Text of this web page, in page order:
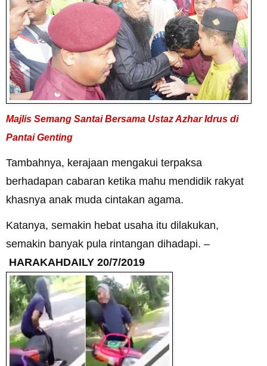
Majlis Semang Santai Bersama Ustaz Azhar Idrus di
Pantai Genting
Tambahnya, kerajaan mengakui terpaksa
berhadapan cabaran ketika mahu mendidik rakyat
khasnya anak muda cintakan agama.
Katanya, semakin hebat usaha itu dilakukan,
semakin banyak pula rintangan dihadapi. –
HARAKAHDAILY 20/7/2019